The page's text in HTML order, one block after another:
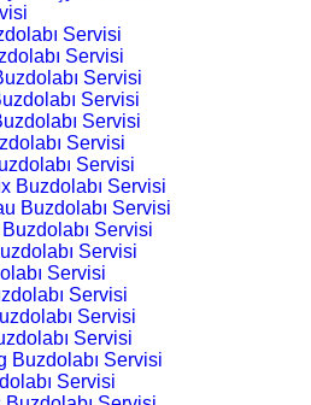
Servisi
Servisi
Servisi
Servisi
Servisi
Servisi
Servisi
Buzdolabı Servisi
Buzdolabı Servisi
Servisi
Servisi
Servisi
Servisi
Servisi
Servisi
Buzdolabı Servisi
Servisi